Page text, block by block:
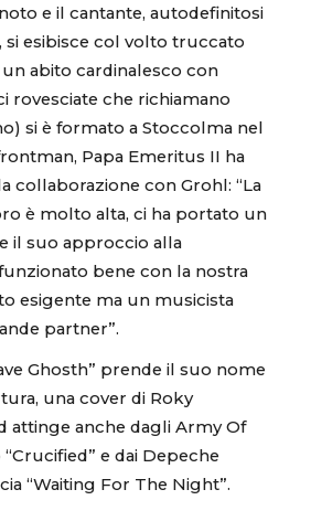
e il cantante, autodefinitosi
si esibisce col volto truccato
abito cardinalesco con
rovesciate che richiamano
si è formato a Stoccolma nel
Papa Emeritus II ha
collaborazione con Grohl: “La
è molto alta, ci ha portato un
il suo approccio alla
bene con la nostra
esigente ma un musicista
partner”.
Ghosth” prende il suo nome
una cover di Roky
attinge anche dagli Army Of
e dai Depeche
“Waiting For The Night”.